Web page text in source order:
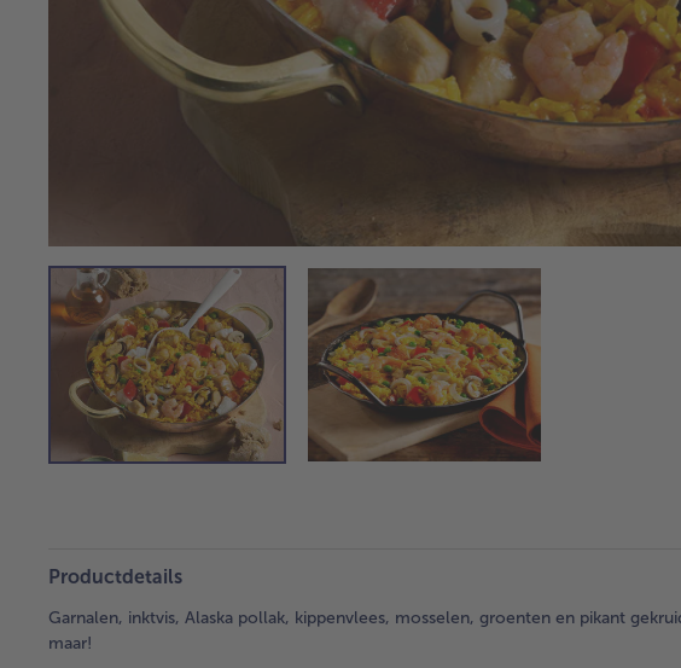
Productdetails
Garnalen, inktvis, Alaska pollak, kippenvlees, mosselen, groenten en pikant
maar!